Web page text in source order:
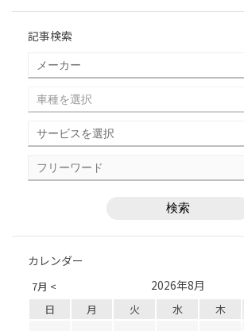
記事検索
カレンダー
7月 < 2026年8月
日 月 火 水 木